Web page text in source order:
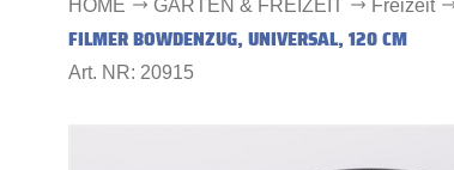
HOME GARTEN & FREIZEIT Freizeit
FILMER BOWDENZUG, UNIVERSAL, 120 CM
Art. NR: 20915